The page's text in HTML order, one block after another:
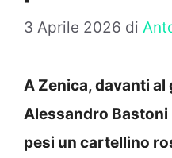
3 Aprile 2026 di
A Zenica, davanti al
Alessandro
pesi un cartellino